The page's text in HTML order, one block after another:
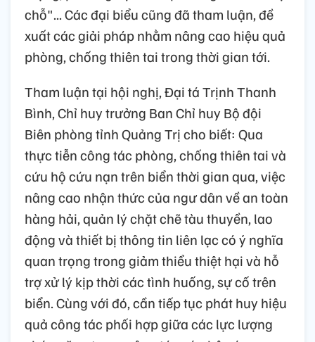
chỗ"... Các đại biểu cũng đã tham luận, đề
xuất các giải pháp nhằm nâng cao hiệu quả
phòng, chống thiên tai trong thời gian tới.
Tham luận tại hội nghị, Đại tá Trịnh Thanh
Bình, Chỉ huy trưởng Ban Chỉ huy Bộ đội
Biên phòng tỉnh Quảng Trị cho biết: Qua
thực tiễn công tác phòng, chống thiên tai và
cứu hộ cứu nạn trên biển thời gian qua, việc
nâng cao nhận thức của ngư dân về an toàn
hàng hải, quản lý chặt chẽ tàu thuyền, lao
động và thiết bị thông tin liên lạc có ý nghĩa
quan trọng trong giảm thiểu thiệt hại và hỗ
trợ xử lý kịp thời các tình huống, sự cố trên
biển. Cùng với đó, cần tiếp tục phát huy hiệu
quả công tác phối hợp giữa các lực lượng